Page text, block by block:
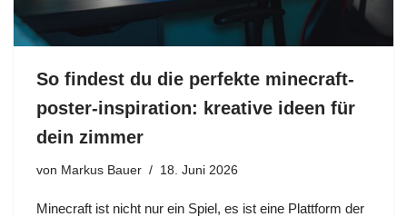
So findest du die perfekte minecraft-
poster-inspiration: kreative ideen für
dein zimmer
von Markus Bauer 18. Juni 2026
Minecraft ist nicht nur ein Spiel, es ist eine Plattform der